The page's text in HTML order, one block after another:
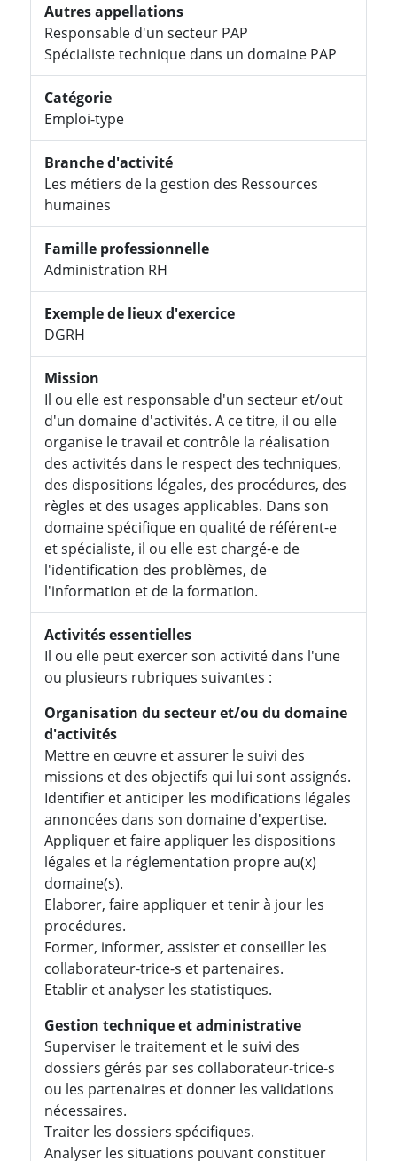
Autres appellations
Responsable d'un secteur PAP
Spécialiste technique dans un domaine PAP
Catégorie
Emploi-type
Branche d'activité
Les métiers de la gestion des Ressources
humaines
Famille professionnelle
Administration RH
Exemple de lieux d'exercice
DGRH
Mission
Il ou elle est responsable d'un secteur et/out
d'un domaine d'activités. A ce titre, il ou elle
organise le travail et contrôle la réalisation
des activités dans le respect des techniques,
des dispositions légales, des procédures, des
règles et des usages applicables. Dans son
domaine spécifique en qualité de référent-e
et spécialiste, il ou elle est chargé-e de
l'identification des problèmes, de
l'information et de la formation.
Activités essentielles
Il ou elle peut exercer son activité dans l'une
ou plusieurs rubriques suivantes :
Organisation du secteur et/ou du domaine
d'activités
Mettre en œuvre et assurer le suivi des
missions et des objectifs qui lui sont assignés.
Identifier et anticiper les modifications légales
annoncées dans son domaine d'expertise.
Appliquer et faire appliquer les dispositions
légales et la réglementation propre au(x)
domaine(s).
Elaborer, faire appliquer et tenir à jour les
procédures.
Former, informer, assister et conseiller les
collaborateur-trice-s et partenaires.
Etablir et analyser les statistiques.
Gestion technique et administrative
Superviser le traitement et le suivi des
dossiers gérés par ses collaborateur-trice-s
ou les partenaires et donner les validations
nécessaires.
Traiter les dossiers spécifiques.
Analyser les situations pouvant constituer